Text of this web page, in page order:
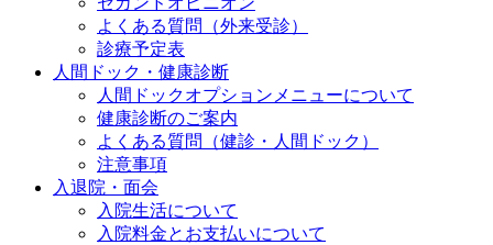
よくある質問（外来受診）
診療予定表
人間ドック・健康診断
人間ドックオプションメニューについて
健康診断のご案内
よくある質問（健診・人間ドック）
注意事項
入退院・面会
入院生活について
入院料金とお支払いについて